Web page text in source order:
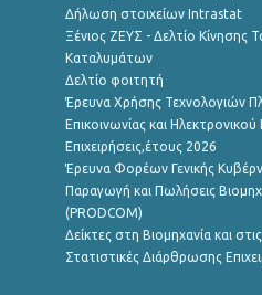
Δήλωση στοιχείων Intrastat
Ξένιος ΖΕΥΣ - Δελτίο Κίνησης
Καταλυμάτων
Δελτίο φοιτητή
Έρευνα Χρήσης Τεχνολογιών
Επικοινωνίας και
Επιχειρήσεις,έτους 2026
Έρευνα Φορέων Γενικής
Παραγωγή και Πωλήσεις
(PRODCOM)
Δείκτες στη Βιομηχανία και
Στατιστικές Διάρθρωσης